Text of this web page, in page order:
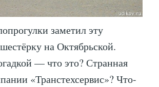
заметил эту
на Октябрьской.
— что это? Странная
«Транстехсервис»? Что-